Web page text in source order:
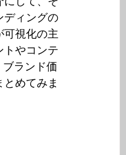
ディングの
可視化の主
トやコンテ
ランド価
めてみま